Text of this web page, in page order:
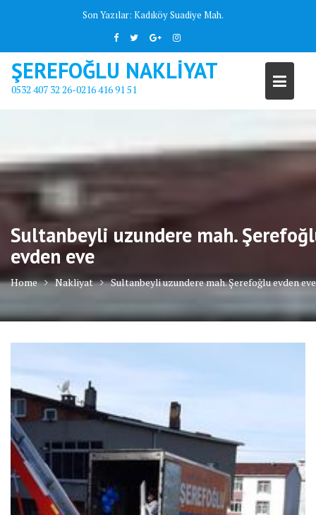
Son Yazılar: Kadıköy Suadiye Mah.
ŞEREFOĞLU NAKLİYAT
0532 407 32 26-0216 416 91 51
Sultanbeyli uzundere mah.
evden eve
Home Nakliyat Sultanbeyli uzundere mah. Şerefoğlu evden eve